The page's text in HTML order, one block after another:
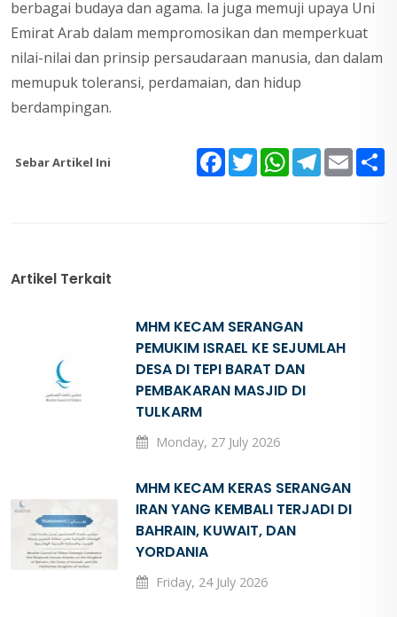
berbagai budaya dan agama. Ia juga memuji upaya Uni
Emirat Arab dalam mempromosikan dan memperkuat
nilai-nilai dan prinsip persaudaraan manusia, dan dalam
memupuk toleransi, perdamaian, dan hidup
berdampingan.
Sebar Artikel Ini FacebookTwitterWhatsAppTelegram
Email
Artikel Terkait
MHM KECAM SERANGAN
PEMUKIM ISRAEL KE SEJUMLAH
DESA DI TEPI BARAT DAN
PEMBAKARAN MASJID DI
TULKARM
Monday, 27 July 2026
MHM KECAM KERAS SERANGAN
IRAN YANG KEMBALI TERJADI DI
BAHRAIN, KUWAIT, DAN
YORDANIA
Friday, 24 July 2026